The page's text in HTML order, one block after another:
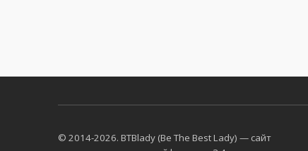
© 2014-2026. BTBlady (Be The Best Lady) — сайт